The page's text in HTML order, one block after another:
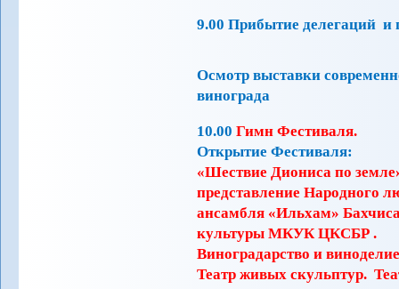
9.00 Прибытие делегаций и
Осмотр выставки
винограда
10.00 Гимн Фестиваля.
Открытие Фестиваля:
«Шествие Диониса по
представление Народного
ансамбля «Ильхам»
культуры МКУК ЦКСБР .
Виноградарство и
Театр живых скульптур.